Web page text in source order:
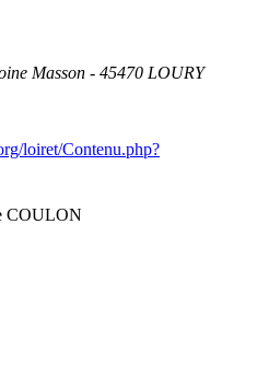
Masson - 45470 LOURY
loiret/Contenu.php?
COULON